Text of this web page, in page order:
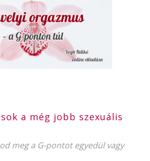
a még jobb szexuális
meg a G-pontot egyedül vagy